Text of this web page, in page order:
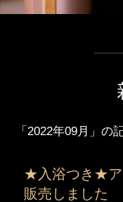
「2022年09月」の
★入浴つき★ア
販売しました